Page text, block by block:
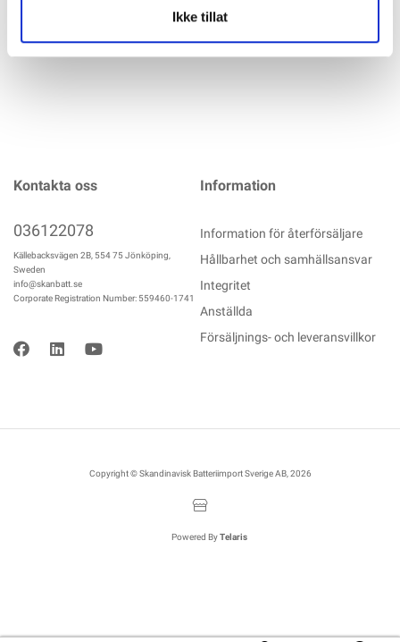
Ikke tillat
Kontakta oss
036122078
Källebacksvägen 2B, 554 75 Jönköping,
Sweden
info@skanbatt.se
Corporate Registration Number: 559460-1741
Information
Information för återförsäljare
Hållbarhet och samhällsansvar
Integritet
Anställda
Försäljnings- och leveransvillkor
Copyright © Skandinavisk Batteriimport Sverige AB, 2026
Powered ByTelaris